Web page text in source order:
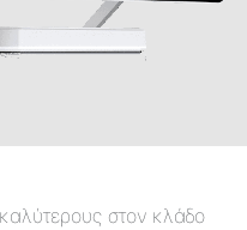
στον κλάδο